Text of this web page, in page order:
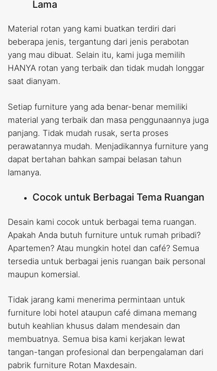
Lama
Material rotan yang kami buatkan terdiri dari
beberapa jenis, tergantung dari jenis perabotan
yang mau dibuat. Selain itu, kami juga memilih
HANYA rotan yang terbaik dan tidak mudah longgar
saat dianyam.
Setiap furniture yang ada benar-benar memiliki
material yang terbaik dan masa penggunaannya juga
panjang. Tidak mudah rusak, serta proses
perawatannya mudah. Menjadikannya furniture yang
dapat bertahan bahkan sampai belasan tahun
lamanya.
Cocok untuk Berbagai Tema Ruangan
Desain kami cocok untuk berbagai tema ruangan.
Apakah Anda butuh furniture untuk rumah pribadi?
Apartemen? Atau mungkin hotel dan café? Semua
tersedia untuk berbagai jenis ruangan baik personal
maupun komersial.
Tidak jarang kami menerima permintaan untuk
furniture lobi hotel ataupun café dimana memang
butuh keahlian khusus dalam mendesain dan
membuatnya. Semua bisa kami kerjakan lewat
tangan-tangan profesional dan berpengalaman dari
pabrik furniture Rotan Maxdesain.